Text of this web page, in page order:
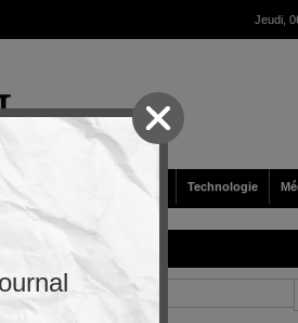
Jeudi,
Société Technologie